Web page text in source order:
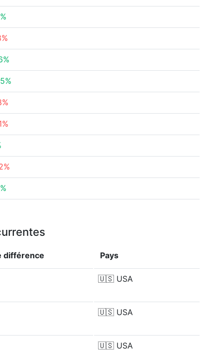
différence Pays
🇺🇸 USA
🇺🇸 USA
🇺🇸 USA